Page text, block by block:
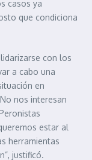
casos ya
que condiciona
con los
a cabo una
en
nos interesan
estar al
herramientas
justificó.